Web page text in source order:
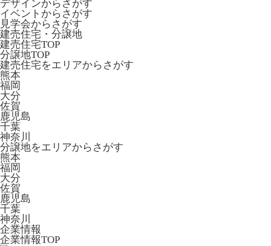
デザインからさがす
イベントからさがす
見学会からさがす
建売住宅・分譲地
建売住宅TOP
分譲地TOP
建売住宅をエリアからさがす
熊本
福岡
大分
佐賀
鹿児島
千葉
神奈川
分譲地をエリアからさがす
熊本
福岡
大分
佐賀
鹿児島
千葉
神奈川
企業情報
企業情報TOP